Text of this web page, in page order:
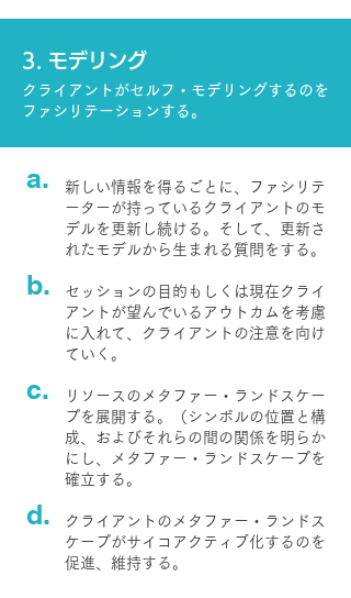
3. モデリング
クライアントがセルフ・モデリングするのを
ファシリテーションする。
a.
新しい情報を得るごとに、ファシリテ
ーターが持っているクライアントのモ
デルを更新し続ける。そして、更新さ
れたモデルから生まれる質問をする。
b.
セッションの目的もしくは現在クライ
アントが望んでいるアウトカムを考慮
に入れて、クライアントの注意を向け
ていく。
c.
リソースのメタファー・ランドスケー
プを展開する。（シンボルの位置と構
成、およびそれらの間の関係を明らか
にし、メタファー・ランドスケープを
確立する。
d.
クライアントのメタファー・ランドス
ケープがサイコアクティブ化するのを
促進、維持する。